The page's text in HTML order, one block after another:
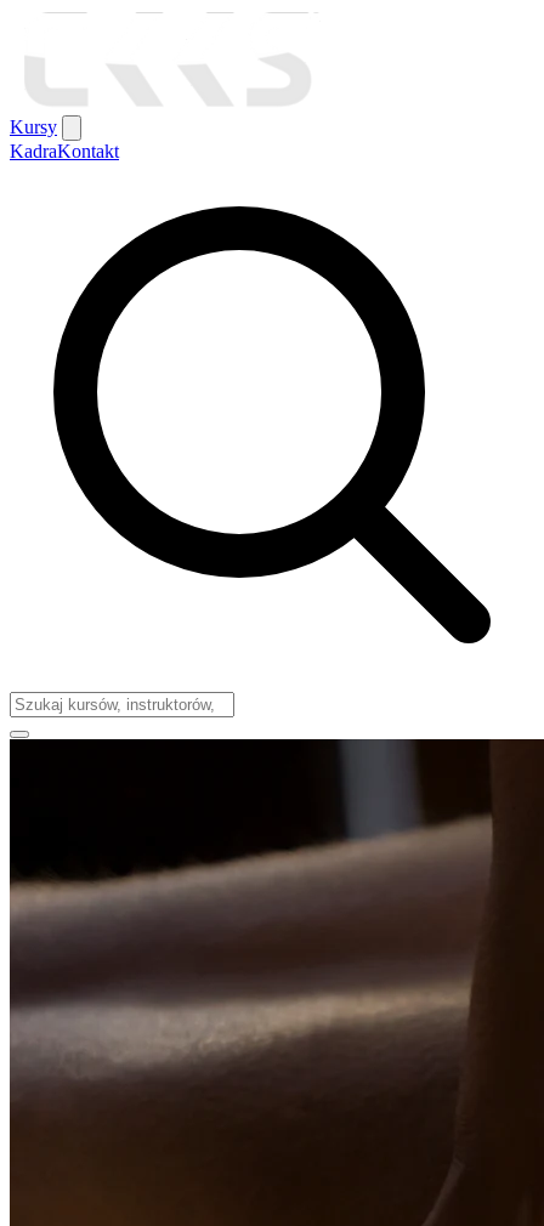
Kursy
KadraKontakt